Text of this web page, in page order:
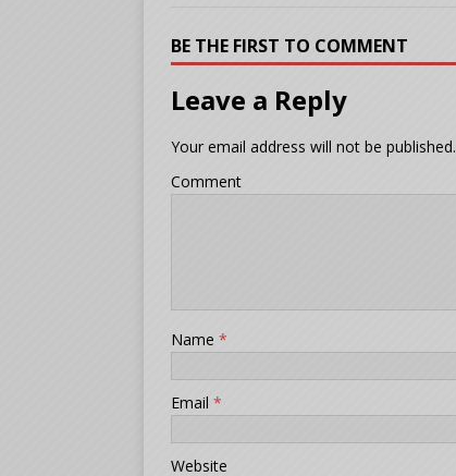
BE THE FIRST TO COMMENT
Leave a Reply
Your email address will not be published.
Comment
Name *
Email *
Website